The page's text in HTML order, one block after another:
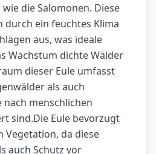
die Salomonen. Diese
durch ein feuchtes Klima
aus, was ideale
Wachstum dichte Wälder
dieser Eule umfasst
als auch
nach menschlichen
sind.Die Eule bevorzugt
Vegetation, da diese
auch Schutz vor